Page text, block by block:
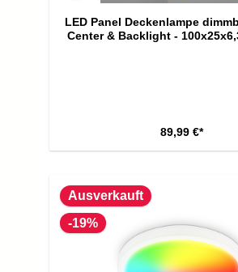
LED Panel Deckenlampe
Center & Backlight -
89,99 €*
Ausverkauft
-19%